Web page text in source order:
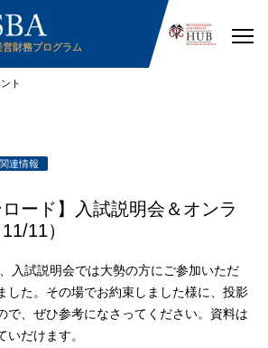
財務プログラム
ト
連情報
ロード】入試説明会＆オンラ
11）
入試説明会では大勢の方にご参加いただ
した。その場でお約束しました様に、投影
で、ぜひ参考になさってください。資料は
いだけます。